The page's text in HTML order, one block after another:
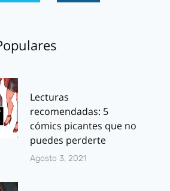
Lecturas
recomendadas: 5
cómics picantes que no
puedes perderte
Agosto 3, 2021